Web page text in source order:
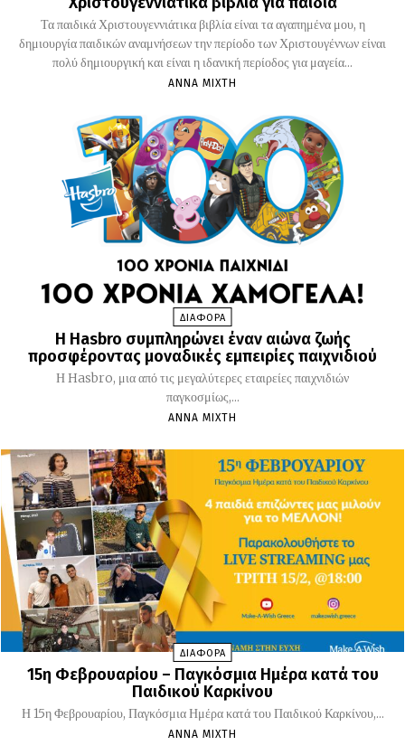
Τα παιδικά Χριστουγεννιάτικα βιβλία είναι τα αγαπημένα μου, η
δημιουργία παιδικών αναμνήσεων την περίοδο των Χριστουγέννων είναι
πολύ δημιουργική και είναι η ιδανική περίοδος για μαγεία...
ΆΝΝΑ ΜΊΧΤΗ
ΔΙΑΦΟΡΑ
H Hasbro συμπληρώνει έναν αιώνα ζωής
προσφέροντας μοναδικές εμπειρίες παιχνιδιού
Η Hasbro, μια από τις μεγαλύτερες εταιρείες παιχνιδιών
παγκοσμίως,...
ΆΝΝΑ ΜΊΧΤΗ
ΔΙΑΦΟΡΑ
15η Φεβρουαρίου – Παγκόσμια Ημέρα κατά του
Παιδικού Καρκίνου
Η 15η Φεβρουαρίου, Παγκόσμια Ημέρα κατά του Παιδικού Καρκίνου,...
ΆΝΝΑ ΜΊΧΤΗ